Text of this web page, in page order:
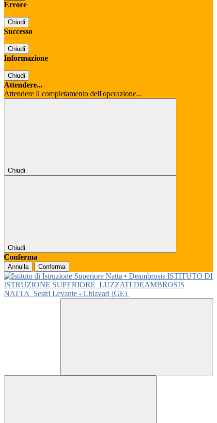
Errore
Chiudi
Successo
Chiudi
Informazione
Chiudi
Attendere...
Attendere il completamento dell'operazione...
Chiudi
Chiudi
Conferma
Annulla Conferma
ISTITUTO DI
ISTRUZIONE SUPERIORE LUZZATI DEAMBROSIS
NATTA
Sestri Levante - Chiavari (GE)